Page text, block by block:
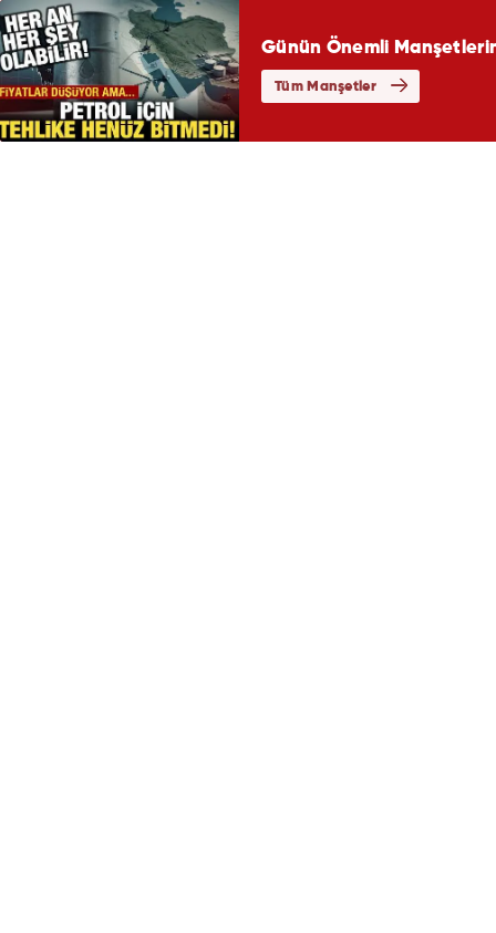
Günün Önemli
Tüm Manşetler